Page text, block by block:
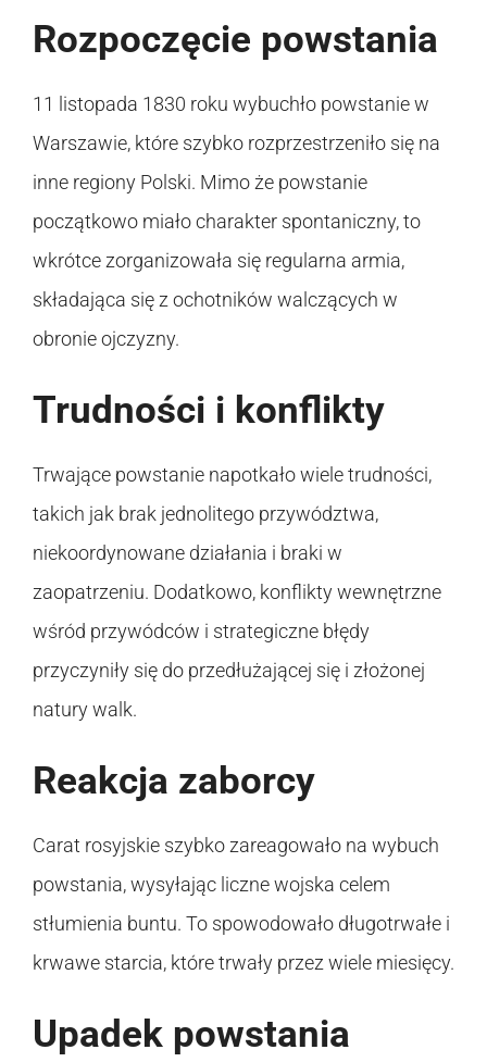
Rozpoczęcie powstania
11 listopada 1830 roku wybuchło powstanie w
Warszawie, które szybko rozprzestrzeniło się na
inne regiony Polski. Mimo że powstanie
początkowo miało charakter spontaniczny, to
wkrótce zorganizowała się regularna armia,
składająca się z ochotników walczących w
obronie ojczyzny.
Trudności i konflikty
Trwające powstanie napotkało wiele trudności,
takich jak brak jednolitego przywództwa,
niekoordynowane działania i braki w
zaopatrzeniu. Dodatkowo, konflikty wewnętrzne
wśród przywódców i strategiczne błędy
przyczyniły się do przedłużającej się i złożonej
natury walk.
Reakcja zaborcy
Carat rosyjskie szybko zareagowało na wybuch
powstania, wysyłając liczne wojska celem
stłumienia buntu. To spowodowało długotrwałe i
krwawe starcia, które trwały przez wiele miesięcy.
Upadek powstania